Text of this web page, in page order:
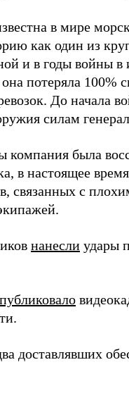
в мире
как один из
и в годы войны в
потеряла 100%
До начала
силам
была
в настоящее
связанных с
нанесли удары
доставлявших